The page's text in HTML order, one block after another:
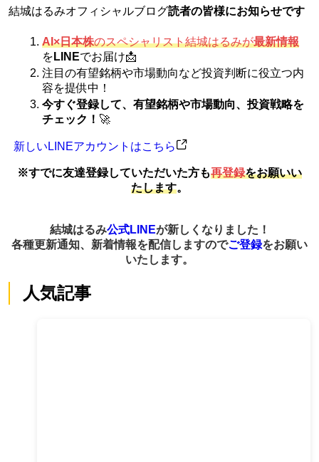
結城はるみオフィシャルブログ読者の皆様にお知らせです
AI×日本株のスペシャリスト結城はるみが最新情報
を LINEでお届け📩
注目の有望銘柄や市場動向など投資判断に役立つ内
容を提供中！
今すぐ登録して、有望銘柄や市場動向、投資戦略を
チェック！ 🚀
新しいLINEアカウントはこちら
※すでに友達登録していただいた方も再登録をお願いい
たします。
結城はるみ公式LINEが新しくなりました！
各種更新通知、新着情報を配信しますのでご登録をお願い
いたします。
人気記事